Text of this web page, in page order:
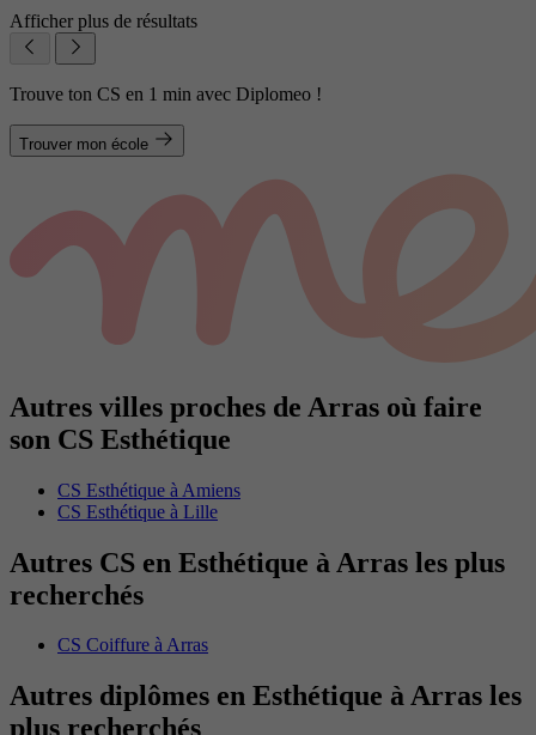
Afficher plus de résultats
Trouve ton CS en 1 min avec Diplomeo !
Trouver mon école
Autres villes proches de Arras où faire
son CS Esthétique
CS Esthétique à Amiens
CS Esthétique à Lille
Autres CS en Esthétique à Arras les plus
recherchés
CS Coiffure à Arras
Autres diplômes en Esthétique à Arras les
plus recherchés